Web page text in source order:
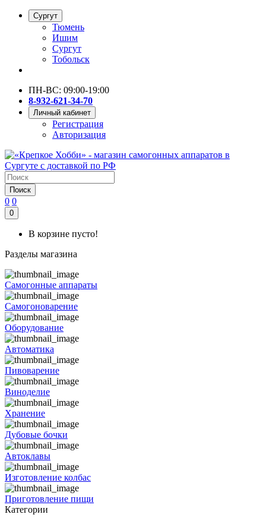
Сургут
Тюмень
Ишим
Сургут
Тобольск
ПН-ВС: 09:00-19:00
8-932-621-34-70
Личный кабинет
Регистрация
Авторизация
Поиск
0 0
0
В корзине пусто!
Разделы магазина
Самогонные аппараты
Самогоноварение
Оборудование
Автоматика
Пивоварение
Виноделие
Хранение
Дубовые бочки
Автоклавы
Изготовление колбас
Приготовление пищи
Категории